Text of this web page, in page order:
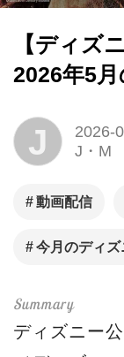
【ディズ
2026年5月
J
2026-
J・M
動画配信
今月のディズ
ディズニー